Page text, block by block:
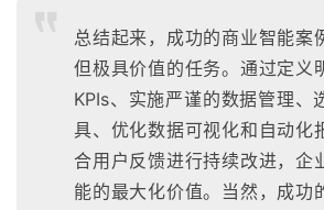
总结起来，成功的商业智能案
但极具价值的任务。通过定义
KPIs、实施严谨的数据管理、
具、优化数据可视化和自动化
合用户反馈进行持续改进，企
能的最大化价值。当然，成功